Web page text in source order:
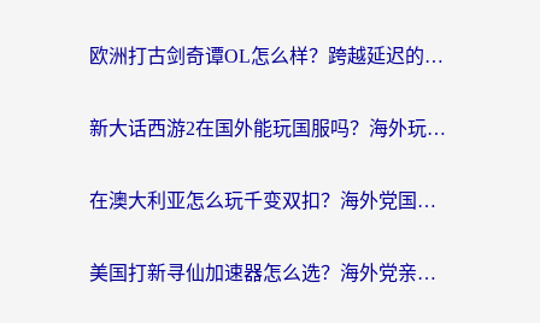
欧洲打古剑奇谭OL怎么样？跨越延迟的江湖梦
新大话西游2在国外能玩国服吗？海外玩家不卡的秘密都在这
在澳大利亚怎么玩千变双扣？海外党国服游戏加速终极指南
美国打新寻仙加速器怎么选？海外党亲测有效的国服游戏加速指南